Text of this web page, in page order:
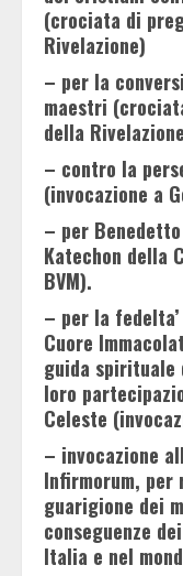
(crociata di
Rivelazione)
– per la
maestri
della
– contro la
(invocazione a
– per
Katechon della
BVM).
– per la
Cuore
guida spirituale
loro
Celeste
– invocazione
Infirmorum, per
guarigione dei
conseguenze
Italia e nel